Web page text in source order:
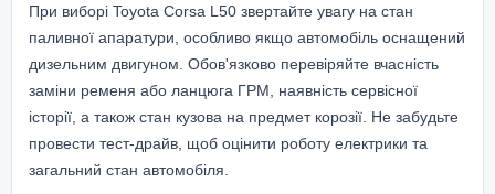
При виборі Toyota Corsa L50 звертайте увагу на стан
паливної апаратури, особливо якщо автомобіль оснащений
дизельним двигуном. Обов'язково перевіряйте вчасність
заміни ременя або ланцюга ГРМ, наявність сервісної
історії, а також стан кузова на предмет корозії. Не забудьте
провести тест-драйв, щоб оцінити роботу електрики та
загальний стан автомобіля.